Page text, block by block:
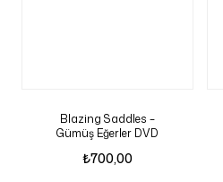
Blazing Saddles –
Gümüş Eğerler DVD
₺700,00